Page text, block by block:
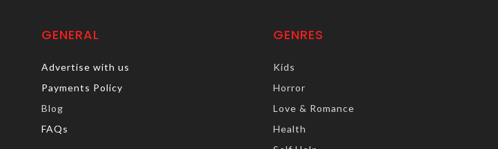
GENERAL
Advertise with us
Payments Policy
Blog
FAQs
GENRES
Kids
Horror
Love & Romance
Health